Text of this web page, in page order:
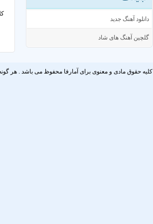
دانلود آهنگ جدید
گلچین آهنگ های شاد
کلیه حقوق مادی و معنوی برای آمارفا محفوظ می باشد . هر